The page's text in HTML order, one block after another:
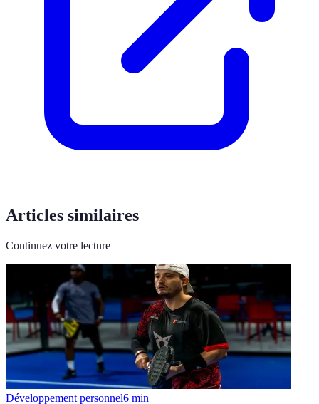
Articles similaires
Continuez votre lecture
Développement personnel6 min